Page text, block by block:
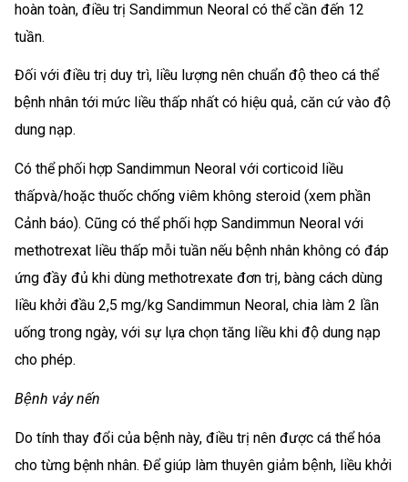
hoàn toàn, điều trị Sandimmun Neoral có thể cần đến 12
tuần.
Đối với điều trị duy trì, liều lượng nên chuẩn độ theo cá thể
bệnh nhân tới mức liều thấp nhất có hiệu quả, căn cứ vào độ
dung nạp.
Có thể phối hợp Sandimmun Neoral với corticoid liều
thấpvà/hoặc thuốc chống viêm không steroid (xem phần
Cảnh báo). Cũng có thể phối hợp Sandimmun Neoral với
methotrexat liều thấp mỗi tuần nếu bệnh nhân không có đáp
ứng đầy đủ khi dùng methotrexate đơn trị, bàng cách dùng
liều khởi đầu 2,5 mg/kg Sandimmun Neoral, chia làm 2 lần
uống trong ngày, với sự lựa chọn tăng liều khi độ dung nạp
cho phép.
Bệnh vảy nến
Do tính thay đổi của bệnh này, điều trị nên được cá thể hóa
cho từng bệnh nhân. Để giúp làm thuyên giảm bệnh, liều khởi